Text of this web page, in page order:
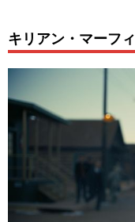
キリアン・マーフ